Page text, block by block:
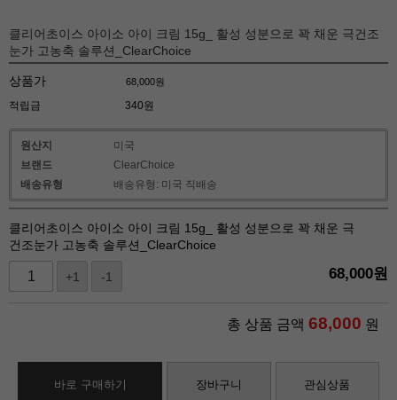
클리어초이스 아이소 아이 크림 15g_ 활성 성분으로 꽉 채운 극건조
눈가 고농축 솔루션_ClearChoice
상품가 68,000원
적립금 340원
원산지
미국
브랜드
ClearChoice
배송유형
배송유형: 미국 직배송
클리어초이스 아이소 아이 크림 15g_ 활성 성분으로 꽉 채운 극
건조눈가 고농축 솔루션_ClearChoice
+1 -1 68,000원
총 상품 금액 68,000 원
바로 구매하기 장바구니 관심상품